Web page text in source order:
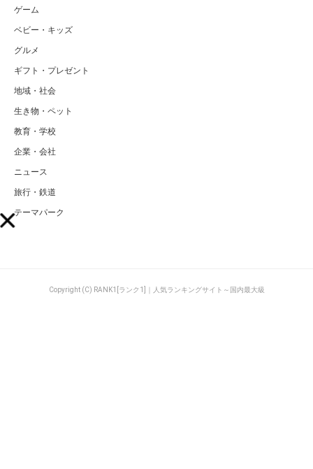
ゲーム
ベビー・キッズ
グルメ
ギフト・プレゼント
地域・社会
生き物・ペット
教育・学校
企業・会社
ニュース
旅行・鉄道
テーマパーク
Copyright (C) RANK1[ランク1]｜人気ランキングサイト～国内最大級